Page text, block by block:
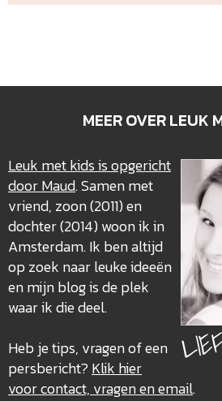
MEER OVER LEUK
Leuk met kids is opgericht
door Maud. Samen met
vriend, zoon (2011) en
dochter (2014) woon ik in
Amsterdam. Ik ben altijd
op zoek naar leuke ideeën
en mijn blog is de plek
waar ik die deel.
Heb je tips, vragen of een
persbericht?Klik hier
voor contact, vragen en email.